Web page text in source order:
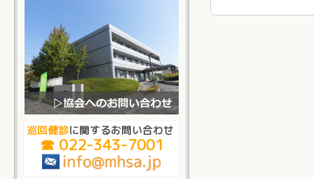
巡回健診に関するお問い合わせ
☎ 022-343-7001